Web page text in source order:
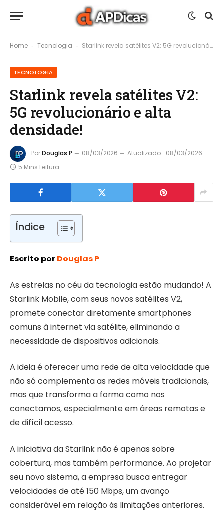
Home - Tecnologia - Starlink revela satélites V2: 5G revolucionário e alta densidade!
TECNOLOGIA
Starlink revela satélites V2:
5G revolucionário e alta
densidade!
PorDouglas P 08/03/2026 Atualizado: 08/03/2026
5 Mins Leitura
Índice
Escrito porDouglas P
As estrelas no céu da tecnologia estão mudando! A
Starlink Mobile, com seus novos satélites V2,
promete conectar diretamente smartphones
comuns à internet via satélite, eliminando a
necessidade de dispositivos adicionais.
A ideia é oferecer uma rede de alta velocidade que
não só complementa as redes móveis tradicionais,
mas que transforma a forma como nos
conectamos, especialmente em áreas remotas e
de difícil acesso.
A iniciativa da Starlink não é apenas sobre
cobertura, mas também performance. Ao projetar
seu novo sistema, a empresa busca entregar
velocidades de até 150 Mbps, um avanço
considerável em relação às limitações anteriores.